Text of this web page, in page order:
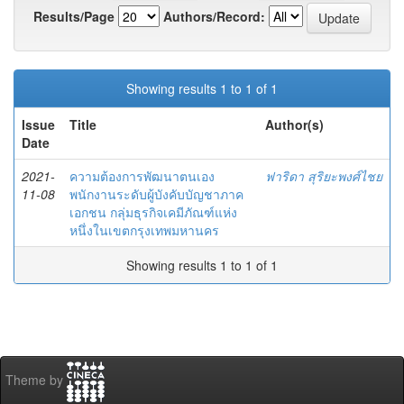
Results/Page
Authors/Record:
Showing results 1 to 1 of 1
Issue
Date
Title Author(s)
2021-
11-08
ความต้องการพัฒนาตนเอง
พนักงานระดับผู้บังคับบัญชาภาค
เอกชน กลุ่มธุรกิจเคมีภัณฑ์แห่ง
หนึ่งในเขตกรุงเทพมหานคร
ฟาริดา สุริยะพงศ์ไชย
Showing results 1 to 1 of 1
Theme by